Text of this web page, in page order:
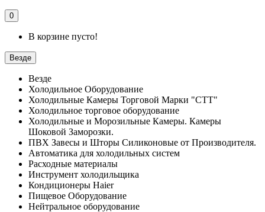
0
В корзине пусто!
Везде
Везде
Холодильное Оборудование
Холодильные Камеры Торговой Марки "СТТ"
Холодильное торговое оборудование
Холодильные и Морозильные Камеры. Камеры
Шоковой Заморозки.
ПВХ Завесы и Шторы Силиконовые от Производителя.
Автоматика для холодильных систем
Расходные материалы
Инструмент холодильщика
Кондиционеры Haier
Пищевое Оборудование
Нейтральное оборудование